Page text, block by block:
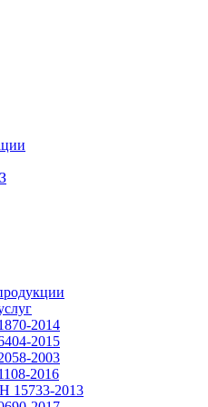
2014
2015
2003
2016
15733-2013